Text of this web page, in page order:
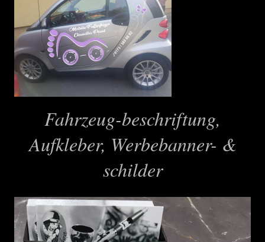
Fahrzeug-beschriftung,
Aufkleber, Werbebanner- &
schilder